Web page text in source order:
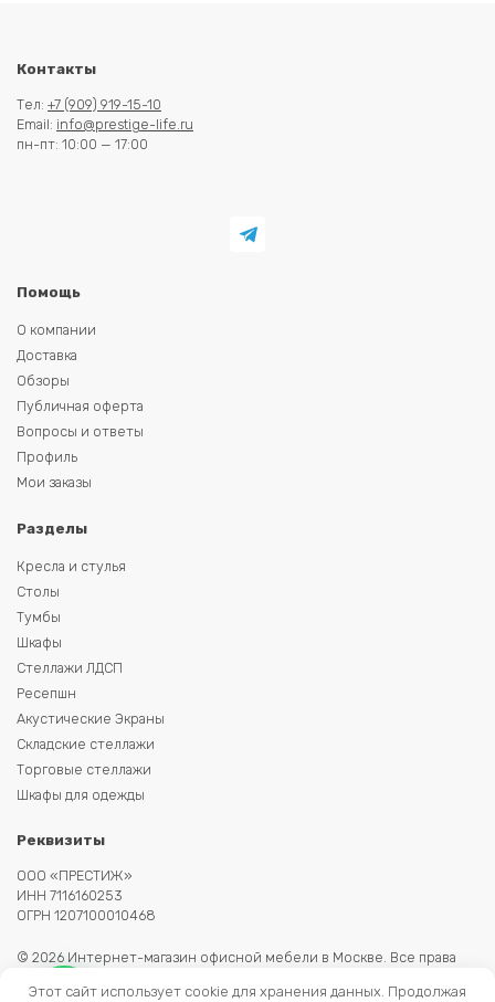
Контакты
Тел: +7 (909) 919-15-10
Email: info@prestige-life.ru
пн-пт: 10:00 — 17:00
Помощь
О компании
Доставка
Обзоры
Публичная оферта
Вопросы и ответы
Профиль
Мои заказы
Разделы
Кресла и стулья
Столы
Тумбы
Шкафы
Стеллажи ЛДСП
Ресепшн
Акустические Экраны
Складские стеллажи
Торговые стеллажи
Шкафы для одежды
Реквизиты
ООО «ПРЕСТИЖ»
ИНН 7116160253
ОГРН 1207100010468
© 2026 Интернет-магазин офисной мебели в Москве. Все права
сайте не является публичной офертой.
Этот сайт использует cookie для хранения данных. Продолжая